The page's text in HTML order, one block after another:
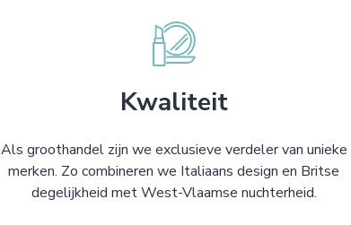
Kwaliteit
Als groothandel zijn we exclusieve verdeler van unieke
merken. Zo combineren we Italiaans design en Britse
degelijkheid met West-Vlaamse nuchterheid.